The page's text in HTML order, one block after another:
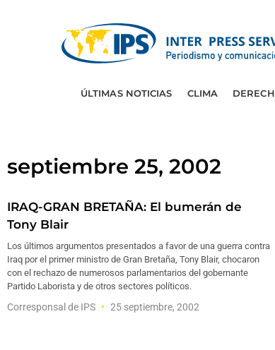
ÚLTIMAS NOTICIAS CLIMA
septiembre 25, 2002
IRAQ-GRAN BRETAÑA: El bumerán de
Tony Blair
Los últimos argumentos presentados a favor de una guerra contra
Iraq por el primer ministro de Gran Bretaña, Tony Blair, chocaron
con el rechazo de numerosos parlamentarios del gobernante
Partido Laborista y de otros sectores políticos.
Corresponsal de IPS 25 septiembre, 2002